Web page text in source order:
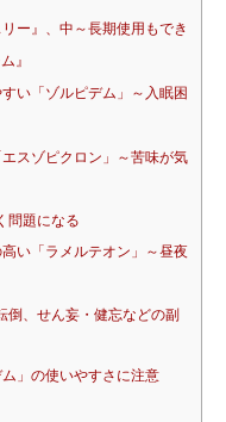
ー』、中～長期使用もでき
』
い「ゾルピデム」～入眠困
スゾピクロン」～苦味が気
問題になる
い「ラメルテオン」～昼夜
倒、せん妄・健忘などの副
」の使いやすさに注意